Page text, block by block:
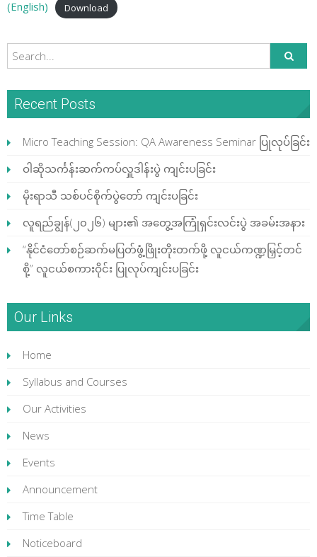
(English) Download
Recent Posts
Micro Teaching Session: QA Awareness Seminar ပြုလုပ်ခြင်း
ဝါဆိုသင်္ကန်းဆက်ကပ်လှူဒါန်းပွဲ ကျင်းပခြင်း
မိုးရာသီ သစ်ပင်စိုက်ပွဲတော် ကျင်းပခြင်း
လူရည်ချွန်(၂၀၂၆) များ၏ အတွေ့အကြုံရှင်းလင်းပွဲ အခမ်းအနား
“နိုင်ငံတော်စဉ်ဆက်မပြတ်ဖွံ့ဖြိုးတိုးတက်ဖို့ လူငယ်ကဏ္ဍမြှင့်တင်
စို့” လူငယ်စကားဝိုင်း ပြုလုပ်ကျင်းပခြင်း
Our Links
Home
Syllabus and Courses
Our Activities
News
Events
Announcement
Time Table
Noticeboard